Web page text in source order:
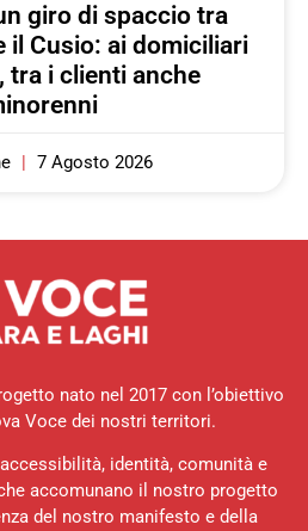
giro di spaccio tra
il Cusio: ai domiciliari
tra i clienti anche
7 Agosto 2026
nato nel 2017 con l’obiettivo
Voce dei nostri territori.
identità, comunità e
accomunano il nostro progetto
del nostro manifesto e della